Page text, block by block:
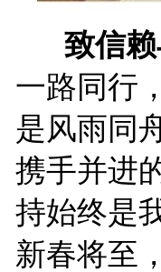
致信
一路同行
是风雨同
携手并进
持始终是
新春将至